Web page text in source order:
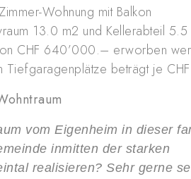
Wohnung mit Balkon
13.0 m2 und Kellerabteil 5.5
CHF 640’000.– erworben
Tiefgaragenplätze beträgt je
vom Eigenheim in dieser
inmitten der starken
realisieren? Sehr gerne